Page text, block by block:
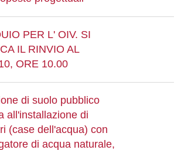
PER L' OIV. SI
IL RINVIO AL
ORE 10.00
di suolo pubblico
all'installazione di
(case dell'acqua) con
di acqua naturale,